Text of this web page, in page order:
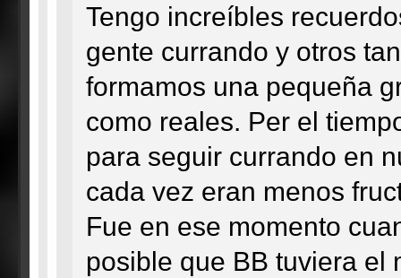
Tengo increíbles
gente currando y otros
formamos una pequeña
como reales. Per el
para seguir currando en
cada vez eran menos
Fue en ese momento
posible que BB tuviera el